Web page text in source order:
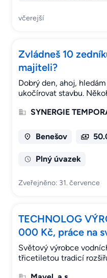
včerejší
Zvládneš 10
majiteli?
Dobrý den, ahoj,
ukočírovat stavbu.
SYNERGIE
Benešov
Plný úvazek
Zveřejněno: 31. července
TECHNOLOG
000 Kč, práce na
Světový výrobce
třicetiletou tradicí